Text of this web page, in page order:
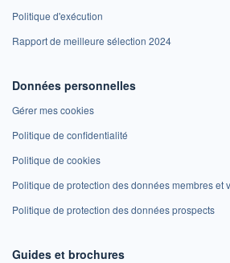
Politique d'exécution
Rapport de meilleure sélection 2024
Données personnelles
Gérer mes cookies
Politique de confidentialité
Politique de cookies
Politique de protection des données membres et
Politique de protection des données prospects
Guides et brochures